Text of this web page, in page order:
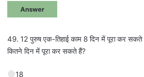
Answer
49. 12 पुरुष एक-तिहाई काम 8 दिन में पूरा कर
कितने दिन में पूरा कर सकते हैं?
18